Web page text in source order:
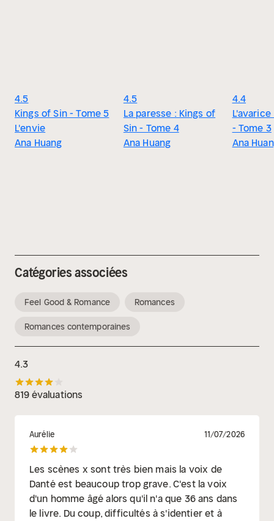
4.5
Kings of Sin - Tome 5
L'envie
Ana Huang
4.5
La paresse : Kings of
Sin - Tome 4
Ana Huang
4.4
- Tome 3
Ana
Catégories associées
Feel Good & Romance Romances
Romances contemporaines
4.3
819 évaluations
Aurélie 11/07/2026
Les scènes x sont très bien mais la voix de
Danté est beaucoup trop grave. C'est la voix
d'un homme âgé alors qu'il n'a que 36 ans dans
le livre. Du coup, difficultés à s'identier et à